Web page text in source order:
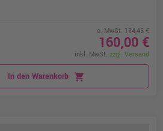
o. MwSt. 134,45 €
160,00 €
inkl. MwSt. zzgl. Versand
In den Warenkorb shopping_cart